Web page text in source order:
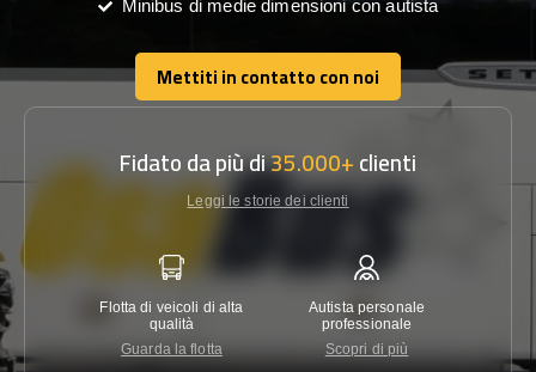
Minibus di medie dimensioni con autista
Mettiti in contatto con noi
Mettiti in contatto con noi
Fidato da più di35.000+clienti
Leggi le storie dei clienti
Flotta di veicoli di alta
qualità
Guarda la flotta
Autista personale
professionale
Scopri di più